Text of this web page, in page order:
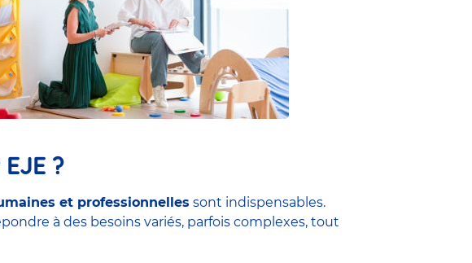
?
et professionnelles sont indispensables.
à des besoins variés, parfois complexes, tout